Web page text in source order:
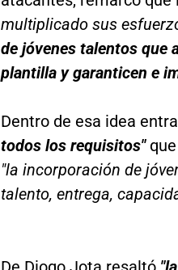
multiplicado sus
de jóvenes talentos que
plantilla y garanticen e
Dentro de esa idea
todos los requisitos"que
"la incorporación de
talento, entrega,